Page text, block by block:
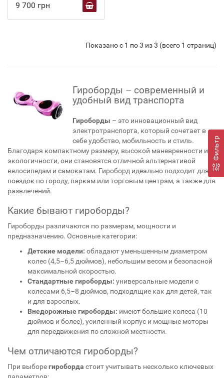
Фильтр
9 700 грн
Показано с 1 по 3 из 3 (всего 1 страниц)
Гироборды – современный и
удобный вид транспорта
Гироборды – это инновационный вид
электротранспорта, который сочетает в
себе удобство, мобильность и стиль.
Благодаря компактному размеру, высокой маневренности и
экологичности, они становятся отличной альтернативой
велосипедам и самокатам. Гироборд идеально подходит для
поездок по городу, паркам или торговым центрам, а также для
развлечений.
Какие бывают гироборды?
Гироборды различаются по размерам, мощности и
предназначению. Основные категории:
Детские модели: обладают уменьшенным диаметром
колес (4,5–6,5 дюймов), небольшим весом и безопасной
максимальной скоростью.
Стандартные гироборды: универсальные модели с
колесами 6,5–8 дюймов, подходящие как для детей, так
и для взрослых.
Внедорожные гироборды: имеют большие колеса (10
дюймов и более), усиленный корпус и мощные моторы
для передвижения по сложной местности.
Чем отличаются гироборды?
При выборегироборда стоит учитывать несколько ключевых